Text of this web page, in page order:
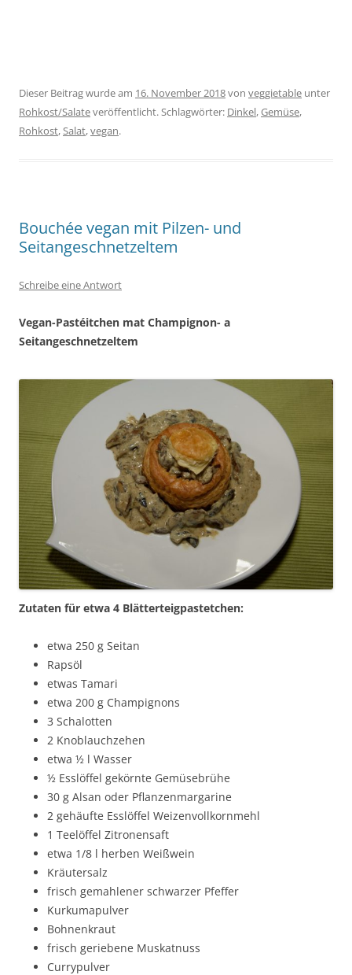
Dieser Beitrag wurde am 16. November 2018von veggietable unter
Rohkost/Salateveröffentlicht. Schlagwörter: Dinkel,Gemüse,
Rohkost,Salat,vegan.
Bouchée vegan mit Pilzen- und
Seitangeschnetzeltem
Schreibe eine Antwort
Vegan-Pastéitchen mat Champignon- a
Seitangeschnetzeltem
Zutaten für etwa 4 Blätterteigpastetchen:
etwa 250 g Seitan
Rapsöl
etwas Tamari
etwa 200 g Champignons
3 Schalotten
2 Knoblauchzehen
etwa ½ l Wasser
½ Esslöffel gekörnte Gemüsebrühe
30 g Alsan oder Pflanzenmargarine
2 gehäufte Esslöffel Weizenvollkornmehl
1 Teelöffel Zitronensaft
etwa 1/8 l herben Weißwein
Kräutersalz
frisch gemahlener schwarzer Pfeffer
Kurkumapulver
Bohnenkraut
frisch geriebene Muskatnuss
Currypulver